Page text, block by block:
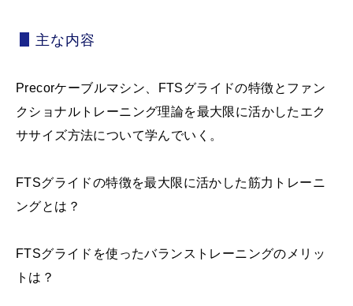
主な内容
Precorケーブルマシン、FTSグライドの特徴とファン
クショナルトレーニング理論を最大限に活かしたエク
ササイズ方法について学んでいく。
FTSグライドの特徴を最大限に活かした筋力トレーニ
ングとは？
FTSグライドを使ったバランストレーニングのメリッ
トは？